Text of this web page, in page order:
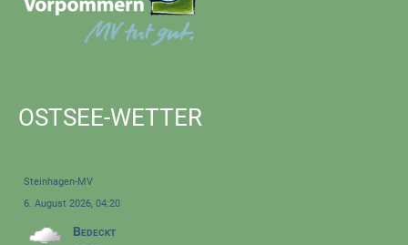
OSTSEE-WETTER
Steinhagen-MV
6. August 2026, 04:20
Bedeckt